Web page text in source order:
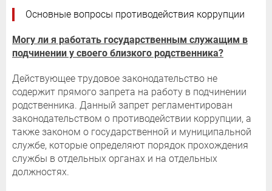
Основные вопросы противодействия коррупции
Могу ли я работать государственным служащим в
подчинении у своего близкого родственника?
Действующее трудовое законодательство не
содержит прямого запрета на работу в подчинении
родственника. Данный запрет регламентирован
законодательством о противодействии коррупции, а
также законом о государственной и муниципальной
службе, которые определяют порядок прохождения
службы в отдельных органах и на отдельных
должностях.